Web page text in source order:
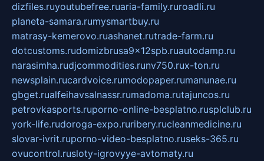
dizfiles.ruyoutubefree.ruaria-family.ruroadli.ru
planeta-samara.rumysmartbuy.ru
matrasy-kemerovo.ruashanet.rutrade-farm.ru
dotcustoms.rudomizbrusa9x12spb.ruautodamp.ru
narasimha.rudjcommodities.runv750.rux-ton.ru
newsplain.rucardvoice.rumodopaper.rumanunae.ru
gbget.rualfeihavsalnassr.rumadoma.rutajuncos.ru
petrovkasports.ruporno-online-besplatno.rusplclub.ru
york-life.rudoroga-expo.ruribery.rucleanmedicine.ru
slovar-ivrit.ruporno-video-besplatno.ruseks-365.ru
ovucontrol.rusloty-igrovyye-avtomaty.ru